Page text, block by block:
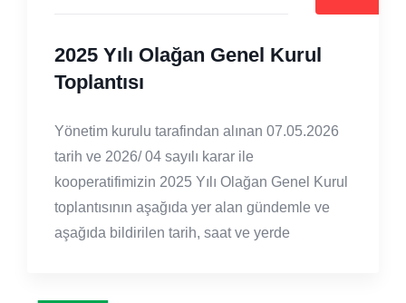
2025 Yılı Olağan Genel Kurul
Toplantısı
Yönetim kurulu tarafindan alınan 07.05.2026
tarih ve 2026/ 04 sayılı karar ile
kooperatifimizin 2025 Yılı Olağan Genel Kurul
toplantısının aşağıda yer alan gündemle ve
aşağıda bildirilen tarih, saat ve yerde